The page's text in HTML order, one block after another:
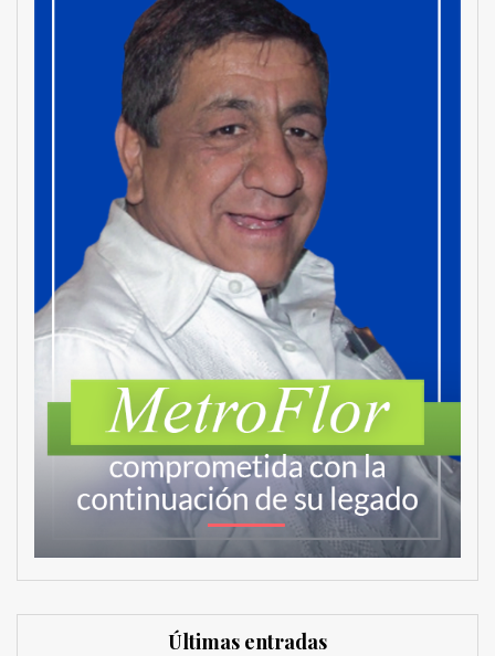
Últimas entradas